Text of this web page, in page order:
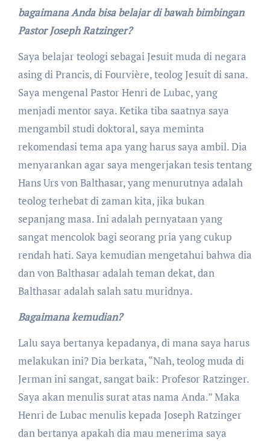
bagaimana Anda bisa belajar di bawah bimbingan
Pastor Joseph Ratzinger?
Saya belajar teologi sebagai Jesuit muda di negara
asing di Prancis, di Fourvière, teolog Jesuit di sana.
Saya mengenal Pastor Henri de Lubac, yang
menjadi mentor saya. Ketika tiba saatnya saya
mengambil studi doktoral, saya meminta
rekomendasi tema apa yang harus saya ambil. Dia
menyarankan agar saya mengerjakan tesis tentang
Hans Urs von Balthasar, yang menurutnya adalah
teolog terhebat di zaman kita, jika bukan
sepanjang masa. Ini adalah pernyataan yang
sangat mencolok bagi seorang pria yang cukup
rendah hati. Saya kemudian mengetahui bahwa dia
dan von Balthasar adalah teman dekat, dan
Balthasar adalah salah satu muridnya.
Bagaimana kemudian?
Lalu saya bertanya kepadanya, di mana saya harus
melakukan ini? Dia berkata, “Nah, teolog muda di
Jerman ini sangat, sangat baik: Profesor Ratzinger.
Saya akan menulis surat atas nama Anda.” Maka
Henri de Lubac menulis kepada Joseph Ratzinger
dan bertanya apakah dia mau menerima saya